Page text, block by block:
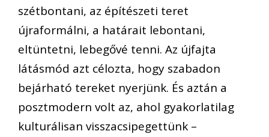
szétbontani, az építészeti teret
újraformálni, a határait lebontani,
eltüntetni, lebegővé tenni. Az újfajta
látásmód azt célozta, hogy szabadon
bejárható tereket nyerjünk. És aztán a
posztmodern volt az, ahol gyakorlatilag
kulturálisan visszacsipegettünk –